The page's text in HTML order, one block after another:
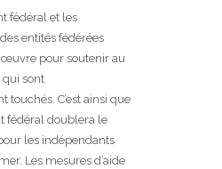
fédéral et les
entités fédérées
pour soutenir au
qui sont
touchés. C’est ainsi que
fédéral doublera le
les indépendants
Les mesures d’aide